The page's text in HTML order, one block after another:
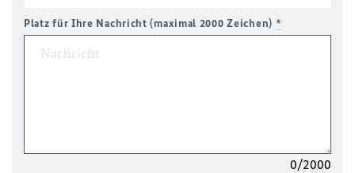
Platz für Ihre Nachricht (maximal 2000 Zeichen) *
0/2000